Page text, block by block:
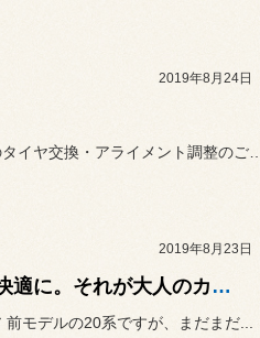
2019年8月24日
2019年8月23日
カッコ良く、そして快適に。それが大人のカスタマイズ！
モデルの20系ですが、まだまだ...